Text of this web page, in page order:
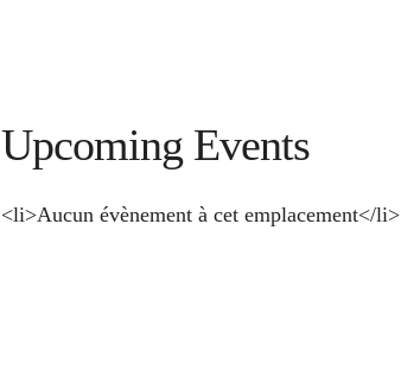
Upcoming Events
<li>Aucun évènement à cet emplacement</li>